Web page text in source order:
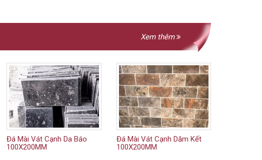
Xem thêm
Đá Mài Vát Cạnh Da Báo
100X200MM
Đá Mài Vát Cạnh Dăm Kết
100X200MM